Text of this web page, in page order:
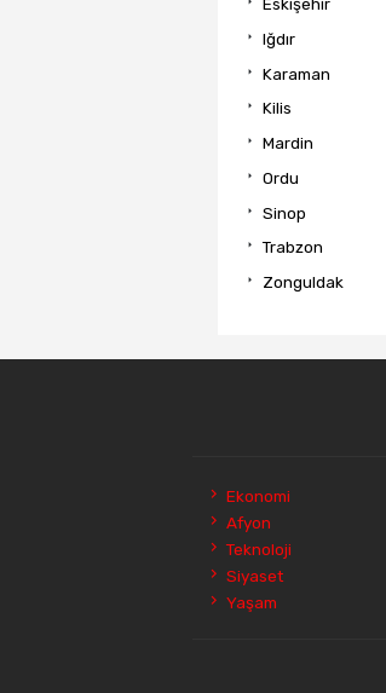
Eskişehir
Iğdır
Karaman
Kilis
Mardin
Ordu
Sinop
Trabzon
Zonguldak
Ekonomi
Afyon
Teknoloji
Siyaset
Yaşam